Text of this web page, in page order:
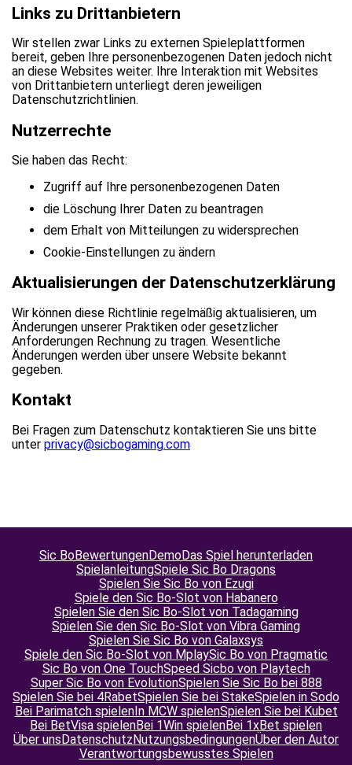
Links zu Drittanbietern
Wir stellen zwar Links zu externen Spieleplattformen
bereit, geben Ihre personenbezogenen Daten jedoch nicht
an diese Websites weiter. Ihre Interaktion mit Websites
von Drittanbietern unterliegt deren jeweiligen
Datenschutzrichtlinien.
Nutzerrechte
Sie haben das Recht:
Zugriff auf Ihre personenbezogenen Daten
die Löschung Ihrer Daten zu beantragen
dem Erhalt von Mitteilungen zu widersprechen
Cookie-Einstellungen zu ändern
Aktualisierungen der Datenschutzerklärung
Wir können diese Richtlinie regelmäßig aktualisieren, um
Änderungen unserer Praktiken oder gesetzlicher
Anforderungen Rechnung zu tragen. Wesentliche
Änderungen werden über unsere Website bekannt
gegeben.
Kontakt
Bei Fragen zum Datenschutz kontaktieren Sie uns bitte
unter privacy@sicbogaming.com
Sic BoBewertungenDemoDas Spiel herunterladen
SpielanleitungSpiele Sic Bo Dragons
Spielen Sie Sic Bo von Ezugi
Spiele den Sic Bo-Slot von Habanero
Spielen Sie den Sic Bo-Slot von Tadagaming
Spielen Sie den Sic Bo-Slot von Vibra Gaming
Spielen Sie Sic Bo von Galaxsys
Spiele den Sic Bo-Slot von MplaySic Bo von Pragmatic
Sic Bo von One TouchSpeed Sicbo von Playtech
Super Sic Bo von EvolutionSpielen Sie Sic Bo bei 888
Spielen Sie bei 4RabetSpielen Sie bei StakeSpielen in Sodo
Bei Parimatch spielenIn MCW spielenSpielen Sie bei Kubet
Bei BetVisa spielenBei 1Win spielenBei 1xBet spielen
Über unsDatenschutzNutzungsbedingungenÜber den Autor
Verantwortungsbewusstes Spielen